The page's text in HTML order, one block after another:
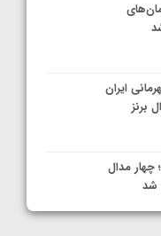
ایران
چهار مدال
شد